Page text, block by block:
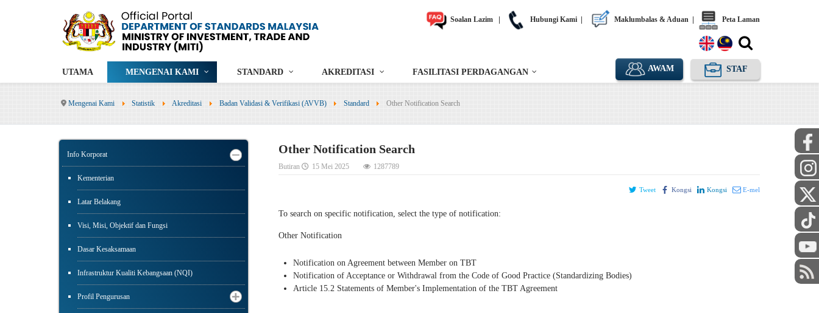
Soalan Lazim Hubungi Kami Maklumbalas & Aduan Peta Laman
UTAMA MENGENAI KAMI STANDARD AKREDITASI FASILITASI PERDAGANGAN AWAM STAF
Mengenai Kami Statistik Akreditasi Badan Validasi & Verifikasi (AVVB) Standard Other Notification Search
Info Korporat
Kementerian
Latar Belakang
Visi, Misi, Objektif dan Fungsi
Dasar Kesaksamaan
Infrastruktur Kualiti Kebangsaan (NQI)
Profil Pengurusan
Other Notification Search
Butiran 15 Mei 2025 1287789
Tweet Kongsi Kongsi E-mel
To search on specific notification, select the type of notification:
Other Notification
Notification on Agreement between Member on TBT
Notification of Acceptance or Withdrawal from the Code of Good Practice (Standardizing Bodies)
Article 15.2 Statements of Member's Implementation of the TBT Agreement